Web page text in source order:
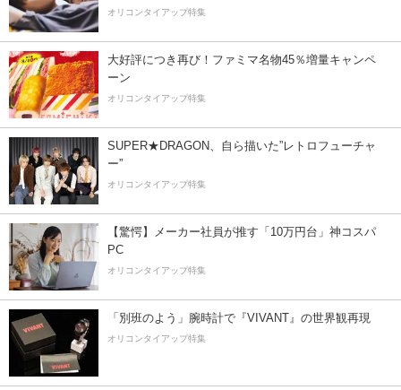
オリコンタイアップ特集
大好評につき再び！ファミマ名物45％増量キャンペ
ーン
オリコンタイアップ特集
SUPER★DRAGON、自ら描いた”レトロフューチャ
ー”
オリコンタイアップ特集
【驚愕】メーカー社員が推す「10万円台」神コスパ
PC
オリコンタイアップ特集
「別班のよう」腕時計で『VIVANT』の世界観再現
オリコンタイアップ特集